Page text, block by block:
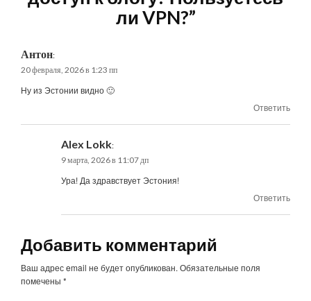
ли VPN?”
Антон:
20 февраля, 2026 в 1:23 пп
Ну из Эстонии видно 🙂
Ответить
Alex Lokk:
9 марта, 2026 в 11:07 дп
Ура! Да здравствует Эстония!
Ответить
Добавить комментарий
Ваш адрес email не будет опубликован. Обязательные поля
помечены *